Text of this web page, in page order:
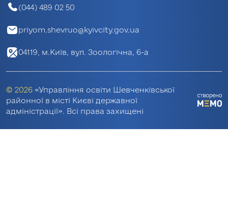
(044) 489 02 50
priyom.shevruo@kyivcity.gov.ua
04119, м.Київ, вул. Зоологічна, 6-а
© 2026 «Управління освіти Шевченківської
районної в місті Києві державної
адміністрації». Всі права захищені